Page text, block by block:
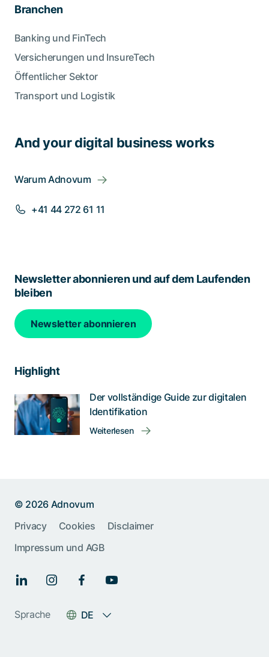
And your digital business works
Warum Adnovum
+41 44 272 61 11
Branchen
Banking und FinTech
Versicherungen und InsureTech
Öffentlicher Sektor
Transport und Logistik
Newsletter abonnieren und auf dem Laufenden
bleiben
Newsletter abonnieren
Highlight
Der vollständige Guide zur digitalen
Identifikation
Weiterlesen
© 2026 Adnovum
Privacy
Cookies
Disclaimer
Impressum und AGB
Sprache DE
Help us improve:
Report an issue🐞
Give feedback 💬
Something else (please